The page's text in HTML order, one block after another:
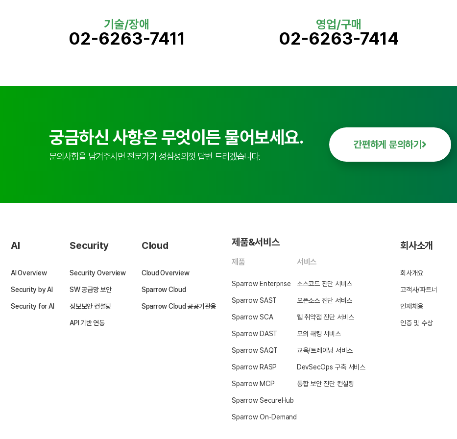
기술/장애
02-6263-7411
영업/구매
02-6263-7414
궁금하신 사항은 무엇이든 물어보세요.
문의사항을 남겨주시면 전문가가 성심성의껏 답변 드리겠습니다.
간편하게 문의하기
AI
AI Overview
Security by AI
Security for AI
Security
Security Overview
SW 공급망 보안
정보보안 컨설팅
API 기반 연동
Cloud
Cloud Overview
Sparrow Cloud
Sparrow Cloud 공공기관용
제품&서비스
제품
Sparrow Enterprise
Sparrow SAST
Sparrow SCA
Sparrow DAST
Sparrow SAQT
Sparrow RASP
Sparrow MCP
Sparrow SecureHub
Sparrow On-Demand
서비스
소스코드 진단 서비스
오픈소스 진단 서비스
웹 취약점 진단 서비스
모의 해킹 서비스
교육/트레이닝 서비스
DevSecOps 구축 서비스
통합 보안 진단 컨설팅
회사소개
회사개요
고객사/파트너
인재채용
인증 및 수상